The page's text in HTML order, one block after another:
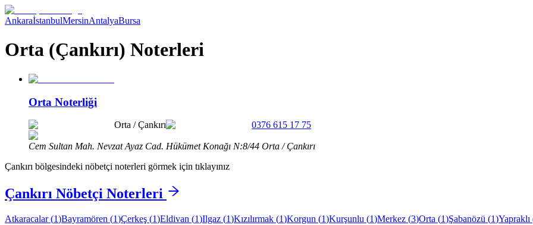
AnkaraİstanbulMersinAntalyaBursa
Orta (Çankırı) Noterleri
Orta Noterliği
Orta /Çankırı 0376 615 17 75
Cem Sultan Mah. Nevzat Ayaz Cad. Hükümet Konağı N:8/44 Orta / Çankırı
Çankırı bölgesindeki nöbetçi noterleri görmek için tıklayınız
Çankırı Nöbetçi Noterleri
Atkaracalar(1)Bayramören (1)Çerkeş (1)Eldivan (1)Ilgaz (1)Kızılırmak (1)Korgun (1)Kurşunlu (1)Merkez (3)Orta (1)Şabanözü (1)Yapraklı